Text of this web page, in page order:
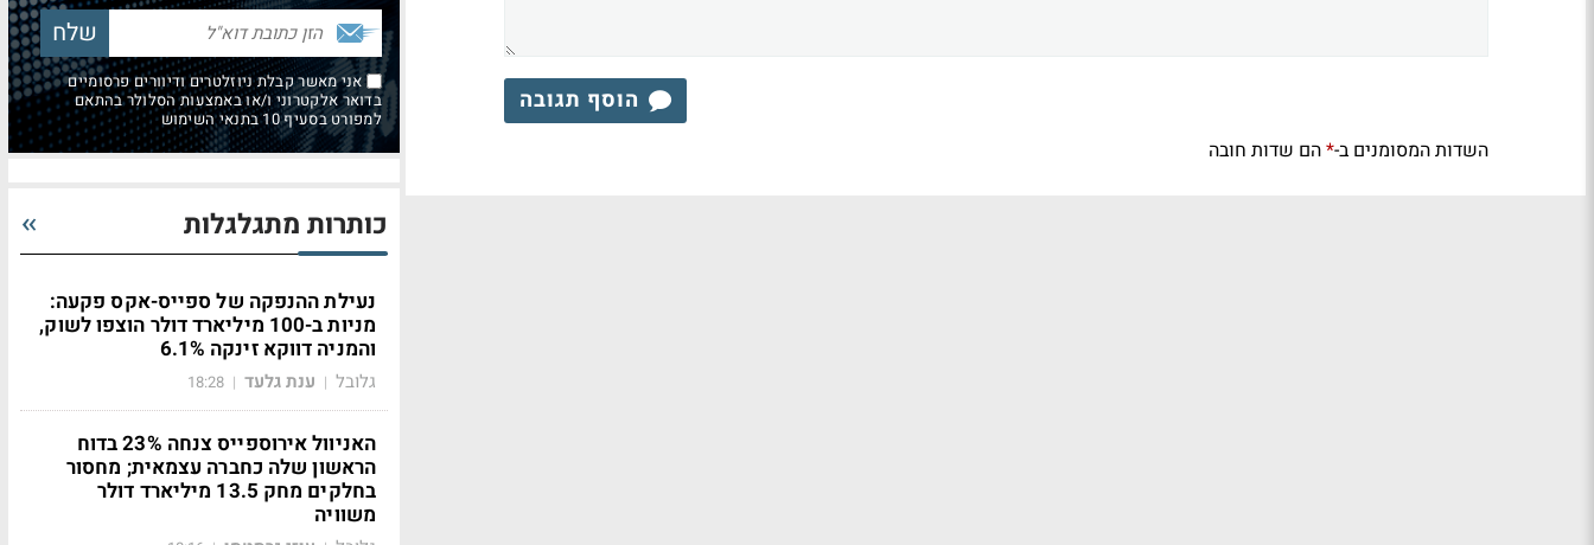
הוסף תגובה
השדות המסומנים ב-*הם שדות חובה
אני מאשר קבלת ניוזלטרים ודיוורים פרסומיים
בדואר אלקטרוני ו/או באמצעות הסלולר בהתאם
למפורט בסעיף 10 בתנאי השימוש
כותרות מתגלגלות
נעילת ההנפקה של ספייס-אקס פקעה:
מניות ב-100 מיליארד דולר הוצפו לשוק,
והמניה דווקא זינקה 6.1%
גלובל | ענת גלעד |
18:28
האניוול אירוספייס צנחה 23% בדוח
הראשון שלה כחברה עצמאית; מחסור
בחלקים מחק 13.5 מיליארד דולר
משוויה